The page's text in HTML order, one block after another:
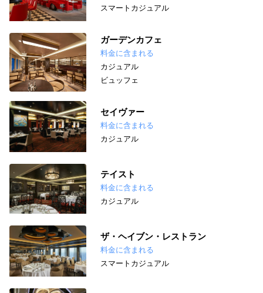
スマートカジュアル
ガーデンカフェ
料金に含まれる
カジュアル
ビュッフェ
セイヴァー
料金に含まれる
カジュアル
テイスト
料金に含まれる
カジュアル
ザ・ヘイブン・レストラン
料金に含まれる
スマートカジュアル